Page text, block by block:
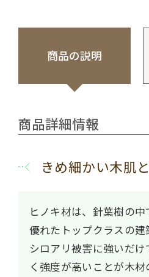
商品の説明
商品詳細情報
きめ細かい木肌
ヒノキ材は、針葉樹の
優れたトップクラスの
シロアリ被害に強いだ
く強度が高いことが木